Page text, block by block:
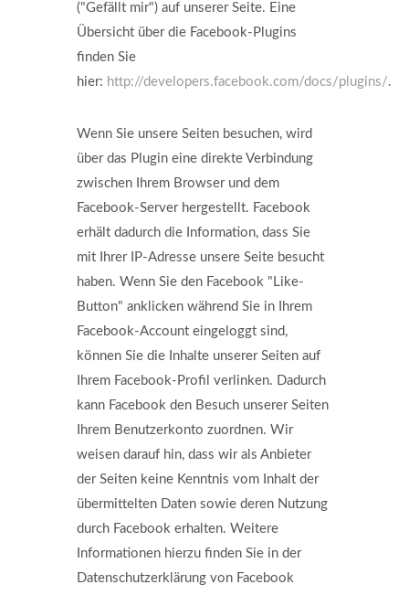
("Gefällt mir") auf unserer Seite. Eine
Übersicht über die Facebook-Plugins
finden Sie
hier: http://developers.facebook.com/docs/plugins/.
Wenn Sie unsere Seiten besuchen, wird
über das Plugin eine direkte Verbindung
zwischen Ihrem Browser und dem
Facebook-Server hergestellt. Facebook
erhält dadurch die Information, dass Sie
mit Ihrer IP-Adresse unsere Seite besucht
haben. Wenn Sie den Facebook "Like-
Button" anklicken während Sie in Ihrem
Facebook-Account eingeloggt sind,
können Sie die Inhalte unserer Seiten auf
Ihrem Facebook-Profil verlinken. Dadurch
kann Facebook den Besuch unserer Seiten
Ihrem Benutzerkonto zuordnen. Wir
weisen darauf hin, dass wir als Anbieter
der Seiten keine Kenntnis vom Inhalt der
übermittelten Daten sowie deren Nutzung
durch Facebook erhalten. Weitere
Informationen hierzu finden Sie in der
Datenschutzerklärung von Facebook